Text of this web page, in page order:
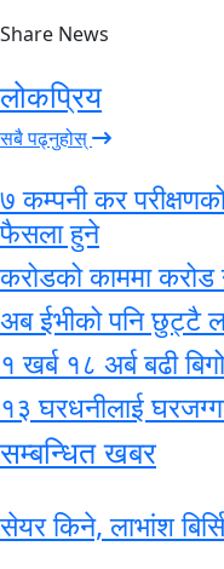
Share News
लोकप्रिय
सबै पढ्नुहोस्
७ कम्पनी कर
फैसला हुने
करोडको काममा करोड
अब ईभीको पनि छुट्टै
१ खर्ब १८ अर्ब बढी
१३ घरधनीलाई
सम्बन्धित खबर
सेयर किने, लाभांश